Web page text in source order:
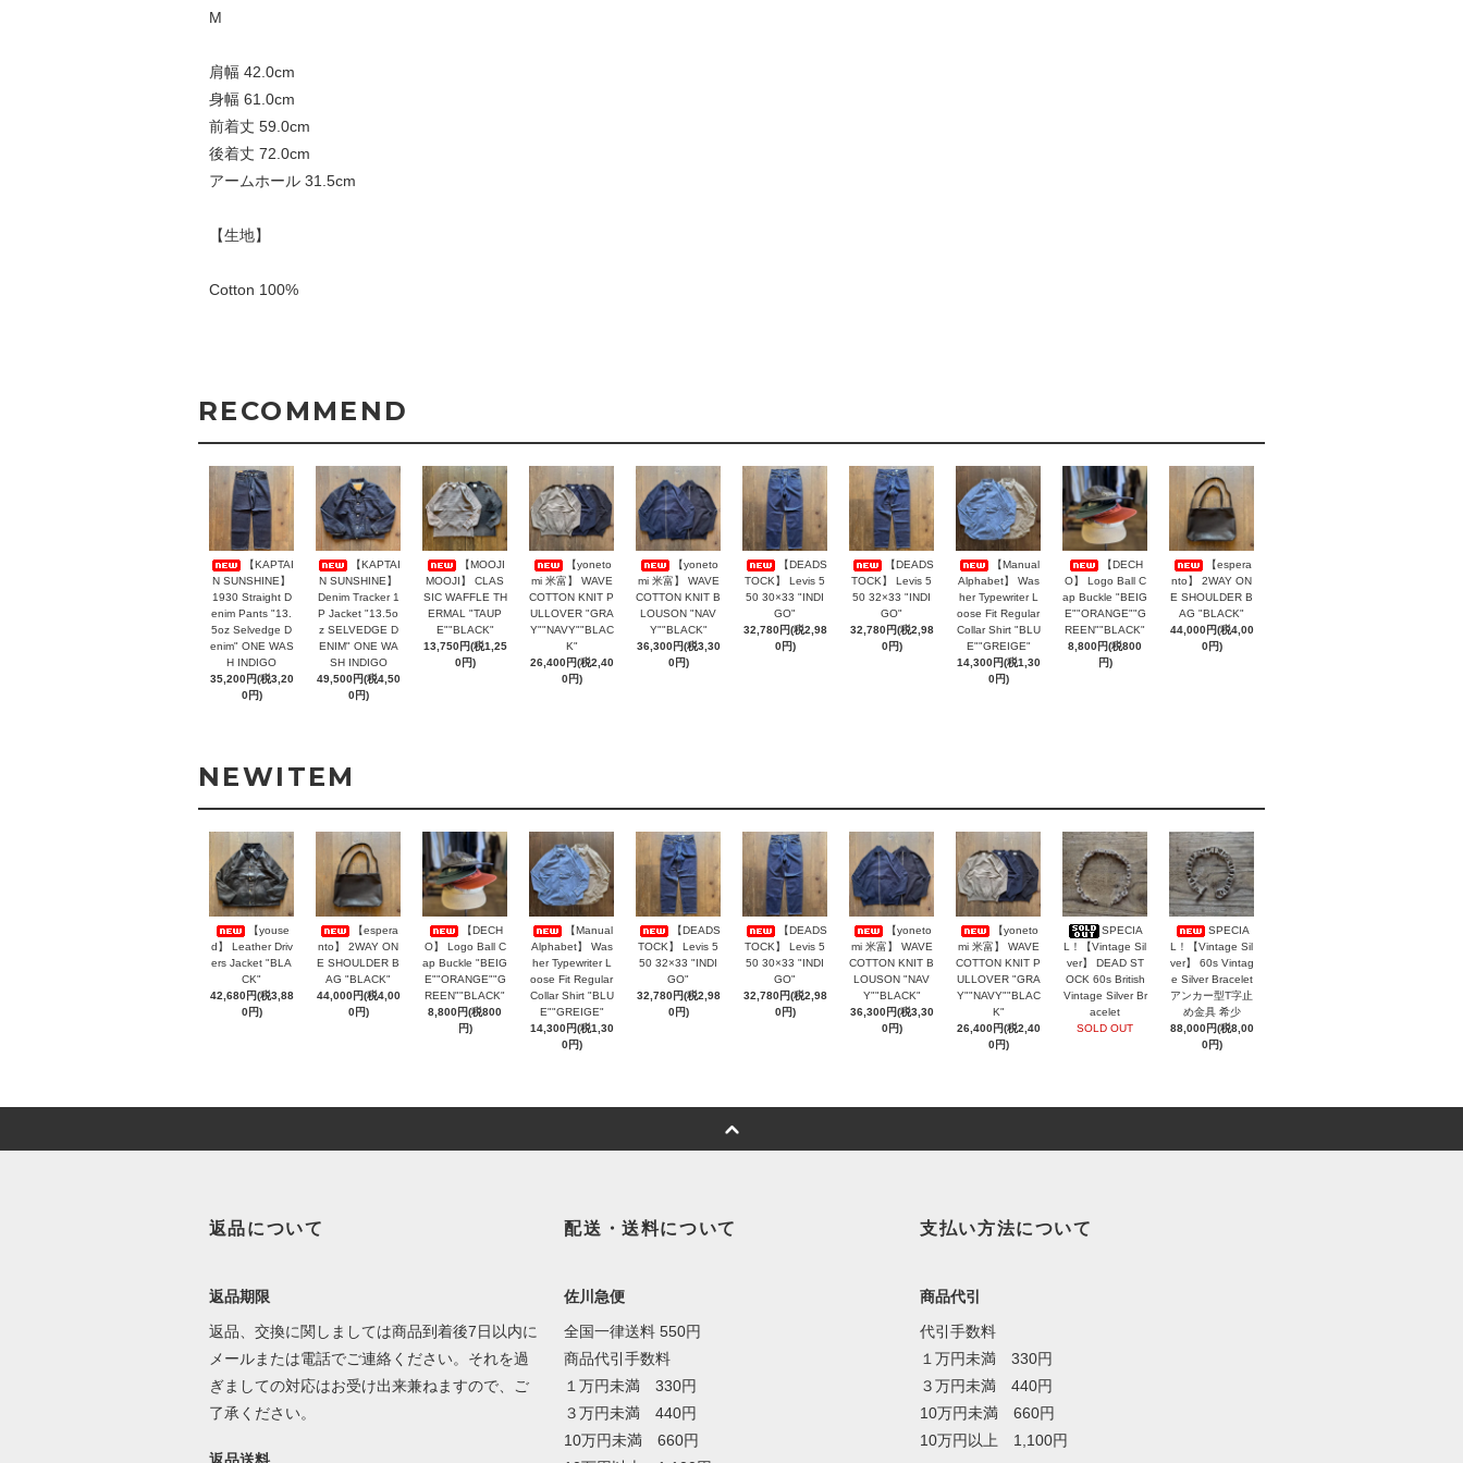
M
肩幅 42.0cm
身幅 61.0cm
前着丈 59.0cm
後着丈 72.0cm
アームホール 31.5cm
【生地】
Cotton 100%
RECOMMEND
【KAPTAI
N SUNSHINE】
1930 Straight D
enim Pants "13.
5oz Selvedge D
enim" ONE WAS
H INDIGO
35,200円(税3,20
0円)
【KAPTAI
N SUNSHINE】
Denim Tracker 1
P Jacket "13.5o
z SELVEDGE D
ENIM" ONE WA
SH INDIGO
49,500円(税4,50
0円)
【MOOJI
MOOJI】 CLAS
SIC WAFFLE TH
ERMAL "TAUP
E""BLACK"
13,750円(税1,25
0円)
【yoneto
mi 米富】 WAVE
COTTON KNIT P
ULLOVER "GRA
Y""NAVY""BLAC
K"
26,400円(税2,40
0円)
【yoneto
mi 米富】 WAVE
COTTON KNIT B
LOUSON "NAV
Y""BLACK"
36,300円(税3,30
0円)
【DEADS
TOCK】 Levis 5
50 30×33 "INDI
GO"
32,780円(税2,98
0円)
【DEADS
TOCK】 Levis 5
50 32×33 "INDI
GO"
32,780円(税2,98
0円)
【Manual
Alphabet】 Was
her Typewriter L
oose Fit Regular
Collar Shirt "BLU
E""GREIGE"
14,300円(税1,30
0円)
【DECH
O】 Logo Ball C
ap Buckle "BEIG
E""ORANGE""G
REEN""BLACK"
8,800円(税800
円)
【espera
nto】 2WAY ON
E SHOULDER B
AG "BLACK"
44,000円(税4,00
0円)
NEWITEM
【youse
d】 Leather Driv
ers Jacket "BLA
CK"
42,680円(税3,88
0円)
【espera
nto】 2WAY ON
E SHOULDER B
AG "BLACK"
44,000円(税4,00
0円)
【DECH
O】 Logo Ball C
ap Buckle "BEIG
E""ORANGE""G
REEN""BLACK"
8,800円(税800
円)
【Manual
Alphabet】 Was
her Typewriter L
oose Fit Regular
Collar Shirt "BLU
E""GREIGE"
14,300円(税1,30
0円)
【DEADS
TOCK】 Levis 5
50 32×33 "INDI
GO"
32,780円(税2,98
0円)
【DEADS
TOCK】 Levis 5
50 30×33 "INDI
GO"
32,780円(税2,98
0円)
【yoneto
mi 米富】 WAVE
COTTON KNIT B
LOUSON "NAV
Y""BLACK"
36,300円(税3,30
0円)
【yoneto
mi 米富】 WAVE
COTTON KNIT P
ULLOVER "GRA
Y""NAVY""BLAC
K"
26,400円(税2,40
0円)
SPECIA
L！【Vintage Sil
ver】 DEAD ST
OCK 60s British
Vintage Silver Br
acelet
SOLD OUT
SPECIA
L！【Vintage Sil
ver】 60s Vintag
e Silver Bracelet
アンカー型T字止
め金具 希少
88,000円(税8,00
0円)
返品について
返品期限
返品、交換に関しましては商品到着後7日以内に
メールまたは電話でご連絡ください。それを過
ぎましての対応はお受け出来兼ねますので、ご
了承ください。
配送・送料について
佐川急便
全国一律送料 550円
商品代引手数料
１万円未満 330円
３万円未満 440円
10万円未満 660円
支払い方法について
商品代引
代引手数料
１万円未満 330円
３万円未満 440円
10万円未満 660円
10万円以上 1,100円